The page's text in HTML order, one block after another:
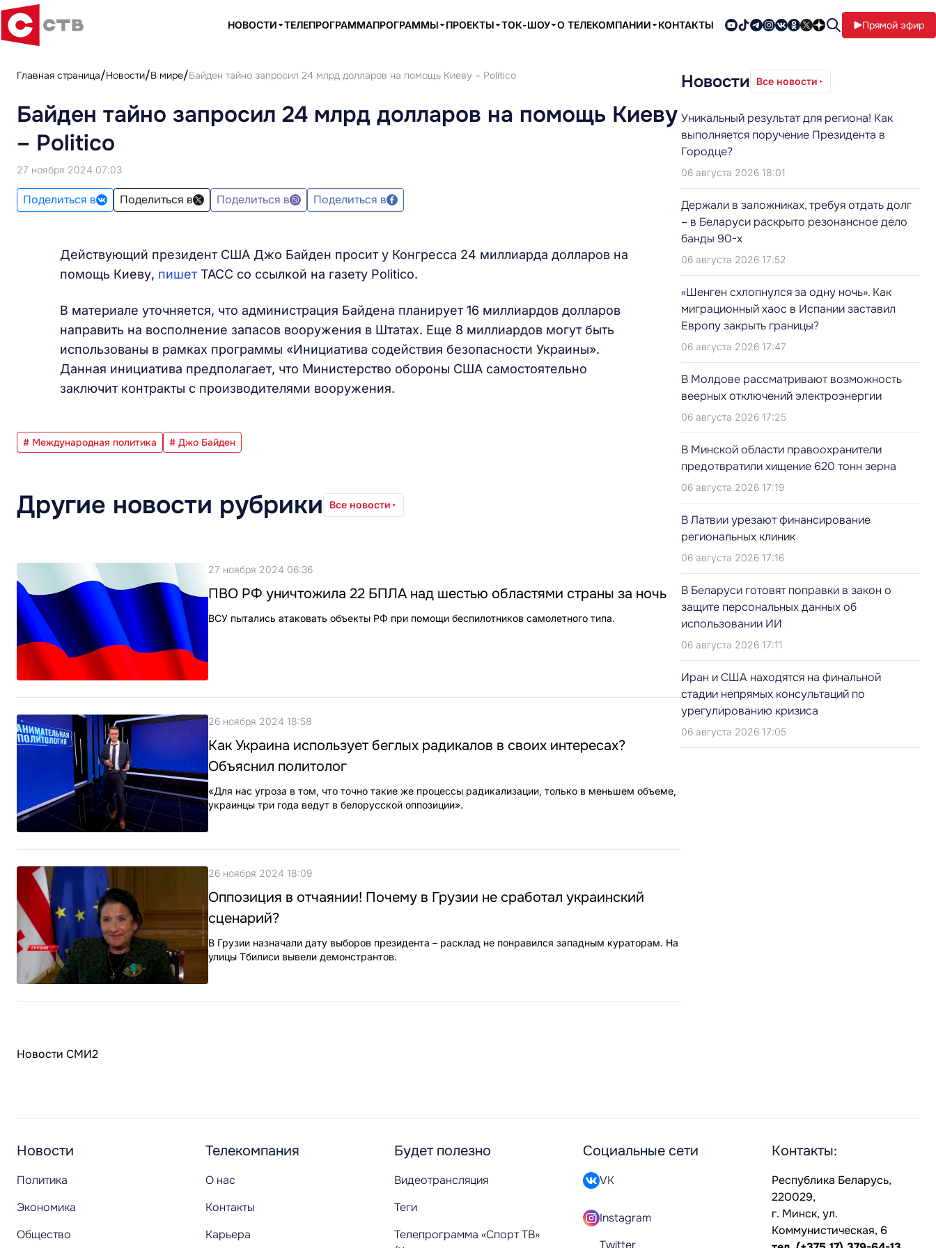
НОВОСТИ ТЕЛЕПРОГРАММАПРОГРАММЫ ПРОЕКТЫ ТОК-ШОУ О ТЕЛЕКОМПАНИИ КОНТАКТЫ Прямой эфир
Главная страница Новости В мире Байден тайно запросил 24 млрд долларов на помощь Киеву – Politico
Байден тайно запросил 24 млрд долларов на помощь Киеву
– Politico
27 ноября 2024 07:03
Поделиться в Поделиться в Поделиться в Поделиться в
Действующий президент США Джо Байден просит у Конгресса 24 миллиарда долларов на
помощь Киеву, пишетТАСС со ссылкой на газету Politico.
В материале уточняется, что администрация Байдена планирует 16 миллиардов долларов
направить на восполнение запасов вооружения в Штатах. Еще 8 миллиардов могут быть
использованы в рамках программы «Инициатива содействия безопасности Украины».
Данная инициатива предполагает, что Министерство обороны США самостоятельно
заключит контракты с производителями вооружения.
# Международная политика # Джо Байден
Другие новости рубрики Все новости
27 ноября 2024 06:36
ПВО РФ уничтожила 22 БПЛА над шестью областями страны за ночь
ВСУ пытались атаковать объекты РФ при помощи беспилотников самолетного типа.
26 ноября 2024 18:58
Как Украина использует беглых радикалов в своих интересах?
Объяснил политолог
«Для нас угроза в том, что точно такие же процессы радикализации, только в меньшем объеме,
украинцы три года ведут в белорусской оппозиции».
26 ноября 2024 18:09
Оппозиция в отчаянии! Почему в Грузии не сработал украинский
сценарий?
В Грузии назначали дату выборов президента – расклад не понравился западным кураторам. На
улицы Тбилиси вывели демонстрантов.
Новости СМИ2
Новости Все новости
Уникальный результат для региона! Как
выполняется поручение Президента в
Городце?
06 августа 2026 18:01
Держали в заложниках, требуя отдать долг
– в Беларуси раскрыто резонансное дело
банды 90-х
06 августа 2026 17:52
«Шенген схлопнулся за одну ночь». Как
миграционный хаос в Испании заставил
Европу закрыть границы?
06 августа 2026 17:47
В Молдове рассматривают возможность
веерных отключений электроэнергии
06 августа 2026 17:25
В Минской области правоохранители
предотвратили хищение 620 тонн зерна
06 августа 2026 17:19
В Латвии урезают финансирование
региональных клиник
06 августа 2026 17:16
В Беларуси готовят поправки в закон о
защите персональных данных об
использовании ИИ
06 августа 2026 17:11
Иран и США находятся на финальной
стадии непрямых консультаций по
урегулированию кризиса
06 августа 2026 17:05
Новости
Политика
Экономика
Общество
Телекомпания
О нас
Контакты
Карьера
Будет полезно
Видеотрансляция
Теги
Телепрограмма «Спорт ТВ»
Социальные сети
VK
Instagram
Twitter
Контакты:
Республика Беларусь,
220029,
г. Минск, ул.
Коммунистическая, 6